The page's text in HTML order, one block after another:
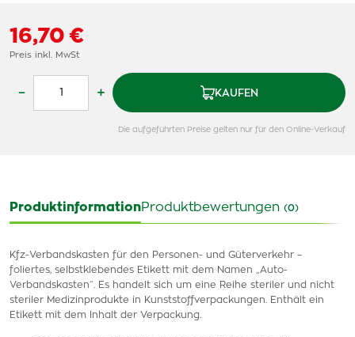
16,70 €
Preis inkl. MwSt
– + KAUFEN
Die aufgeführten Preise gelten nur für den Online-Verkauf
ProduktinformationProduktbewertungen (0)
Kfz-Verbandskasten für den Personen- und Güterverkehr –
foliertes, selbstklebendes Etikett mit dem Namen „Auto-
Verbandskasten“. Es handelt sich um eine Reihe steriler und nicht
steriler Medizinprodukte in Kunststoffverpackungen. Enthält ein
Etikett mit dem Inhalt der Verpackung.